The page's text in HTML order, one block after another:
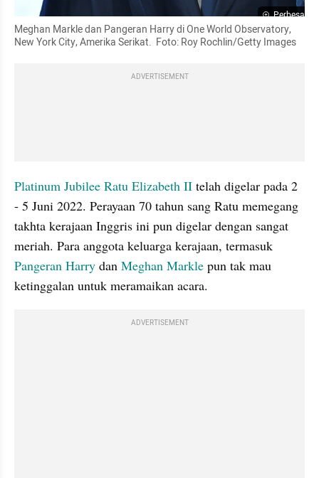
Perbesar
Meghan Markle dan Pangeran Harry di One World Observatory,
New York City, Amerika Serikat.  Foto: Roy Rochlin/Getty Images
ADVERTISEMENT
Platinum Jubilee Ratu Elizabeth II telah digelar pada 2
- 5 Juni 2022. Perayaan 70 tahun sang Ratu memegang
takhta kerajaan Inggris ini pun digelar dengan sangat
Pangeran Harry dan Meghan Markle pun tak mau
ketinggalan untuk meramaikan acara.
ADVERTISEMENT